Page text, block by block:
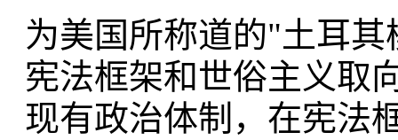
为美国所称道的"土耳
宪法框架和世俗主义取
现有政治体制，在宪法